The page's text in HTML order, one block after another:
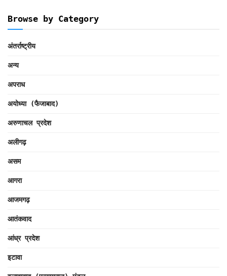
Browse by Category
अंतर्राष्ट्रीय
अन्य
अपराध
अयोध्या (फैजाबाद)
अरुणाचल प्रदेश
अलीगढ़
असम
आगरा
आजमगढ़
आतंकवाद
आंध्र प्रदेश
इटावा